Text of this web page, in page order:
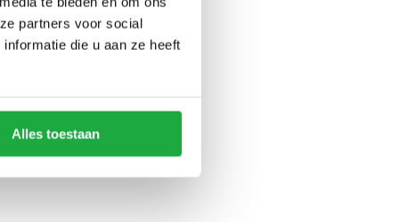
partners voor social
die u aan ze heeft
Alles toestaan